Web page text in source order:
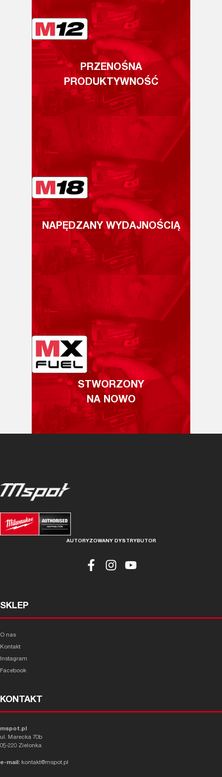
PRZENOŚNA
PRODUKTYWNOŚĆ
NAPĘDZANY WYDAJNOŚCIĄ
STWORZONY
NA NOWO
AUTORYZOWANY DYSTRYBUTOR
SKLEP
O nas
Kontakt
Instagram
Facebook
KONTAKT
mspot.pl
ul. Marecka 70b
05-220 Zielonka
e-mail: kontakt@mspot.pl